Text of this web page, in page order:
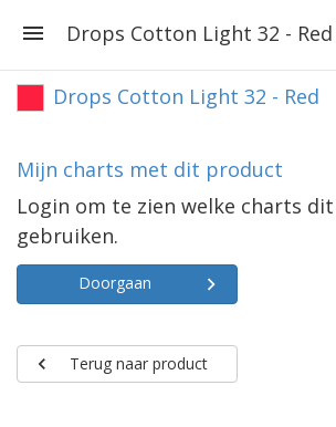
Drops Cotton Light 32 - Red
Drops Cotton Light 32 - Red
Mijn charts met dit product
Login om te zien welke charts
gebruiken.
Doorgaan
Terug naar product